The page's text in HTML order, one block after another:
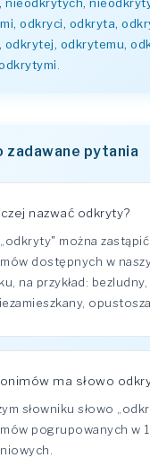
odkryci, odkryta,
odkrytej, odkrytemu,
zadawane pytania
nazwać odkryty?
można zastąpić
dostępnych w
na przykład: bezludny,
ma słowo
słowniku słowo
pogrupowanych w